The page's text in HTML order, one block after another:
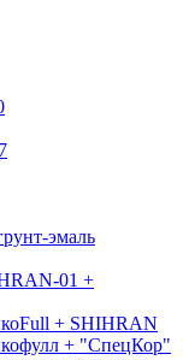
эмаль
01 +
+ SHIHRAN
+ "СпецКор"